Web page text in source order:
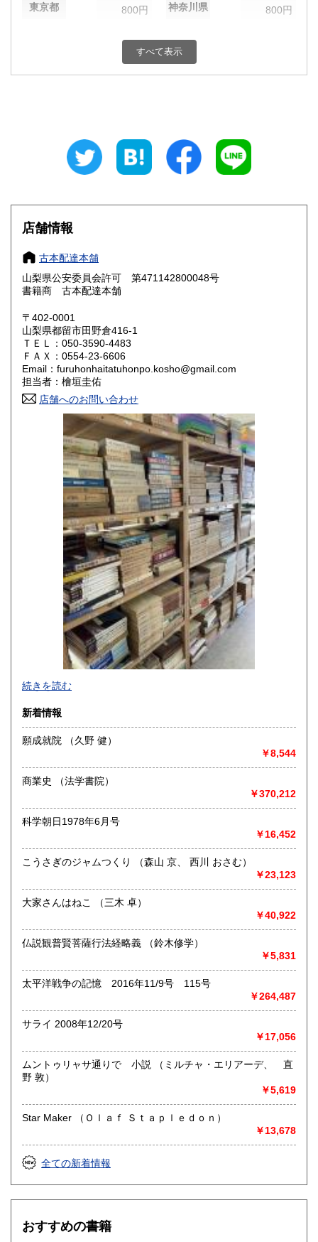
東京都 800円 神奈川県 800円
800円 富山県
800円 三重県
大阪府
奈良県
鳥取県 800円 島根県
岡山県
山口県 800円
香川県 800円 愛媛県
高知県 800円
800円 長崎県
800円 大分県
800円 鹿児島県
1,500円
すべて表示
店舗情報
古本配達本舗
山梨県公安委員会許可 第471142800048号
書籍商 古本配達本舗
〒402-0001
山梨県都留市田野倉416-1
ＴＥＬ：050-3590-4483
ＦＡＸ：0554-23-6606
Email：furuhonhaitatuhonpo.kosho@gmail.com
担当者：檜垣圭佑
店舗へのお問い合わせ
-
沿線名：-
最寄駅：-
営業時間：-
定休日：-
書籍の買取について
取り扱い分野
総記、哲学宗教、歴史、社会科学、自然科学、美術工芸、国
語国文、外国文学、古典籍、近代文献、趣味、外国書、サブ
カルチャー、古書一般（その他）
続きを読む
新着情報
願成就院 （久野 健）
￥8,544
商業史 （法学書院）
￥370,212
科学朝日1978年6月号
￥16,452
こうさぎのジャムつくり （森山 京、 西川 おさむ）
￥23,123
大家さんはねこ （三木 卓）
￥40,922
仏説観普賢菩薩行法経略義 （鈴木修学）
￥5,831
太平洋戦争の記憶 2016年11/9号 115号
￥264,487
サライ 2008年12/20号
￥17,056
ムントゥリャサ通りで 小説 （ミルチャ・エリアーデ、 直
野 敦）
￥5,619
Star Maker （Ｏｌａｆ Ｓｔａｐｌｅｄｏｎ）
￥13,678
全ての新着情報
おすすめの書籍